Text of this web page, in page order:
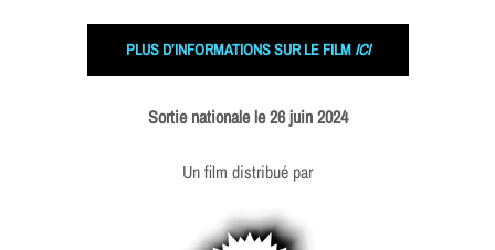
PLUS D’INFORMATIONS SUR LE FILM ICI
Sortie nationale le 26 juin 2024
Un film distribué par